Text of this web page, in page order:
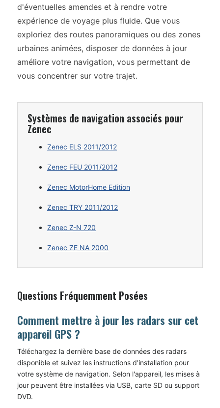
d'éventuelles amendes et à rendre votre
expérience de voyage plus fluide. Que vous
exploriez des routes panoramiques ou des zones
urbaines animées, disposer de données à jour
améliore votre navigation, vous permettant de
vous concentrer sur votre trajet.
Systèmes de navigation associés pour
Zenec
Zenec ELS 2011/2012
Zenec FEU 2011/2012
Zenec MotorHome Edition
Zenec TRY 2011/2012
Zenec Z-N 720
Zenec ZE NA 2000
Questions Fréquemment Posées
Comment mettre à jour les radars sur cet
appareil GPS ?
Téléchargez la dernière base de données des radars
disponible et suivez les instructions d'installation pour
votre système de navigation. Selon l'appareil, les mises à
jour peuvent être installées via USB, carte SD ou support
DVD.